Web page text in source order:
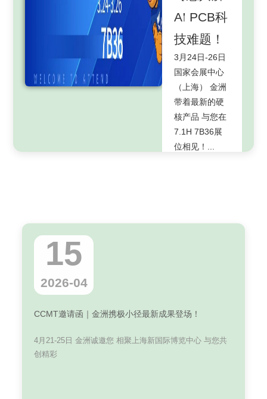
果登场！
4月21-25日 金
洲诚邀您 相聚
上海新国际博
览中心 与您共
创精彩...
了解更多
AI PCB科
技难题！
3月24日-26日
国家会展中心
（上海） 金洲
带着最新的硬
核产品 与您在
7.1H 7B36展
位相见！...
术年会
库尼唧哇JPCA
Show 2024来
啦金洲特附上
JPCA邀请函请
您查收此次展
会，金洲带来
了应用各PCB
领域的……...
金金喊您来逛
展啦3月24-26
武器"闪亮登场
金金邀您来逛
展啦4月21-26
日北京顺义首
都国际会展中
心中国国际展
览中心（顺义
馆）
CIMT2025第
十九届中国国
际机床展览
15
2026-04
CCMT邀请函｜金洲携极小径最新成果登场！
4月21-25日 金洲诚邀您 相聚上海新国际博览中心 与您共
创精彩